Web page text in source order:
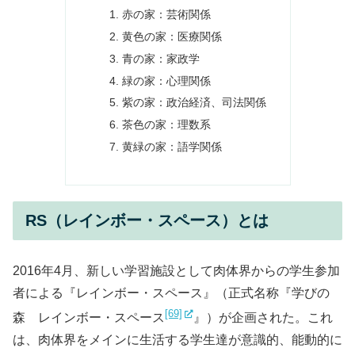
赤の家：芸術関係
黄色の家：医療関係
青の家：家政学
緑の家：心理関係
紫の家：政治経済、司法関係
茶色の家：理数系
黄緑の家：語学関係
RS（レインボー・スペース）とは
2016年4月、新しい学習施設として肉体界からの学生参加
者による『レインボー・スペース』（正式名称『学びの
森 レインボー・スペース [69]
』）が企画された。これ
は、肉体界をメインに生活する学生達が意識的、能動的に